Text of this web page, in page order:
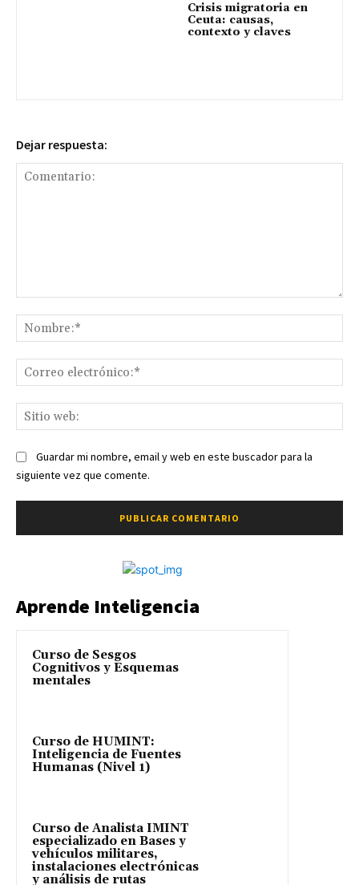
Crisis migratoria en
Ceuta: causas,
contexto y claves
Dejar respuesta:
Guardar mi nombre, email y web en este buscador para la
siguiente vez que comente.
Aprende Inteligencia
Curso de Sesgos
Cognitivos y Esquemas
mentales
Curso de HUMINT:
Inteligencia de Fuentes
Humanas (Nivel 1)
Curso de Analista IMINT
especializado en Bases y
vehículos militares,
instalaciones electrónicas
y análisis de rutas